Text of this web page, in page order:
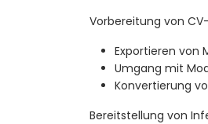
Vorbereitung von
Exportieren von
Umgang mit
Konvertierung
Bereitstellung von